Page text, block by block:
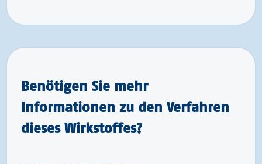
Benötigen Sie mehr
Informationen zu den Verfahren
dieses Wirkstoffes?